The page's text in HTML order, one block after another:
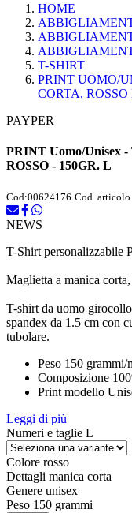
HOME
T-SHIRT
PRINT UOMO/
CORTA, ROSSO
PAYPER
PRINT Uomo/Unisex
ROSSO - 150GR. L
Cod:00624176 Cod.
NEWS
T-Shirt personalizzabile
Maglietta a manica
T-shirt da uomo
spandex da 1.5 cm con
tubolare.
Peso 150 grammi/
Composizione
Print modello
Leggi di più
Numeri e taglie L
Colore rosso
Dettagli manica corta
Genere unisex
Peso 150 grammi